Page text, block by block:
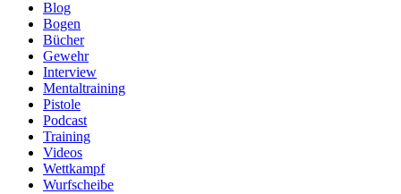
Blog
Bogen
Bücher
Gewehr
Interview
Mentaltraining
Pistole
Podcast
Training
Videos
Wettkampf
Wurfscheibe